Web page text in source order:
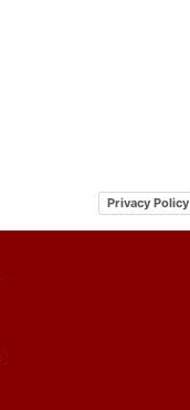
Privacy Policy